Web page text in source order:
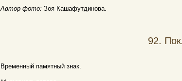
Автор фото: Зоя Кашафутдинова.
92.
Временный памятный знак.